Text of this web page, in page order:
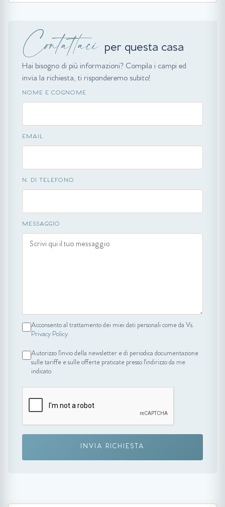
Contattaci per questa casa
Hai bisogno di più informazioni? Compila i campi ed
invia la richiesta, ti risponderemo subito!
NOME E COGNOME
EMAIL
N. DI TELEFONO
MESSAGGIO
Acconsento al trattamento dei miei dati personali come da Vs.
Privacy Policy
Autorizzo l'invio della newsletter e di periodica documentazione
sulle tariffe e sulle offerte praticate presso l'indirizzo da me
indicato
INVIA RICHIESTA